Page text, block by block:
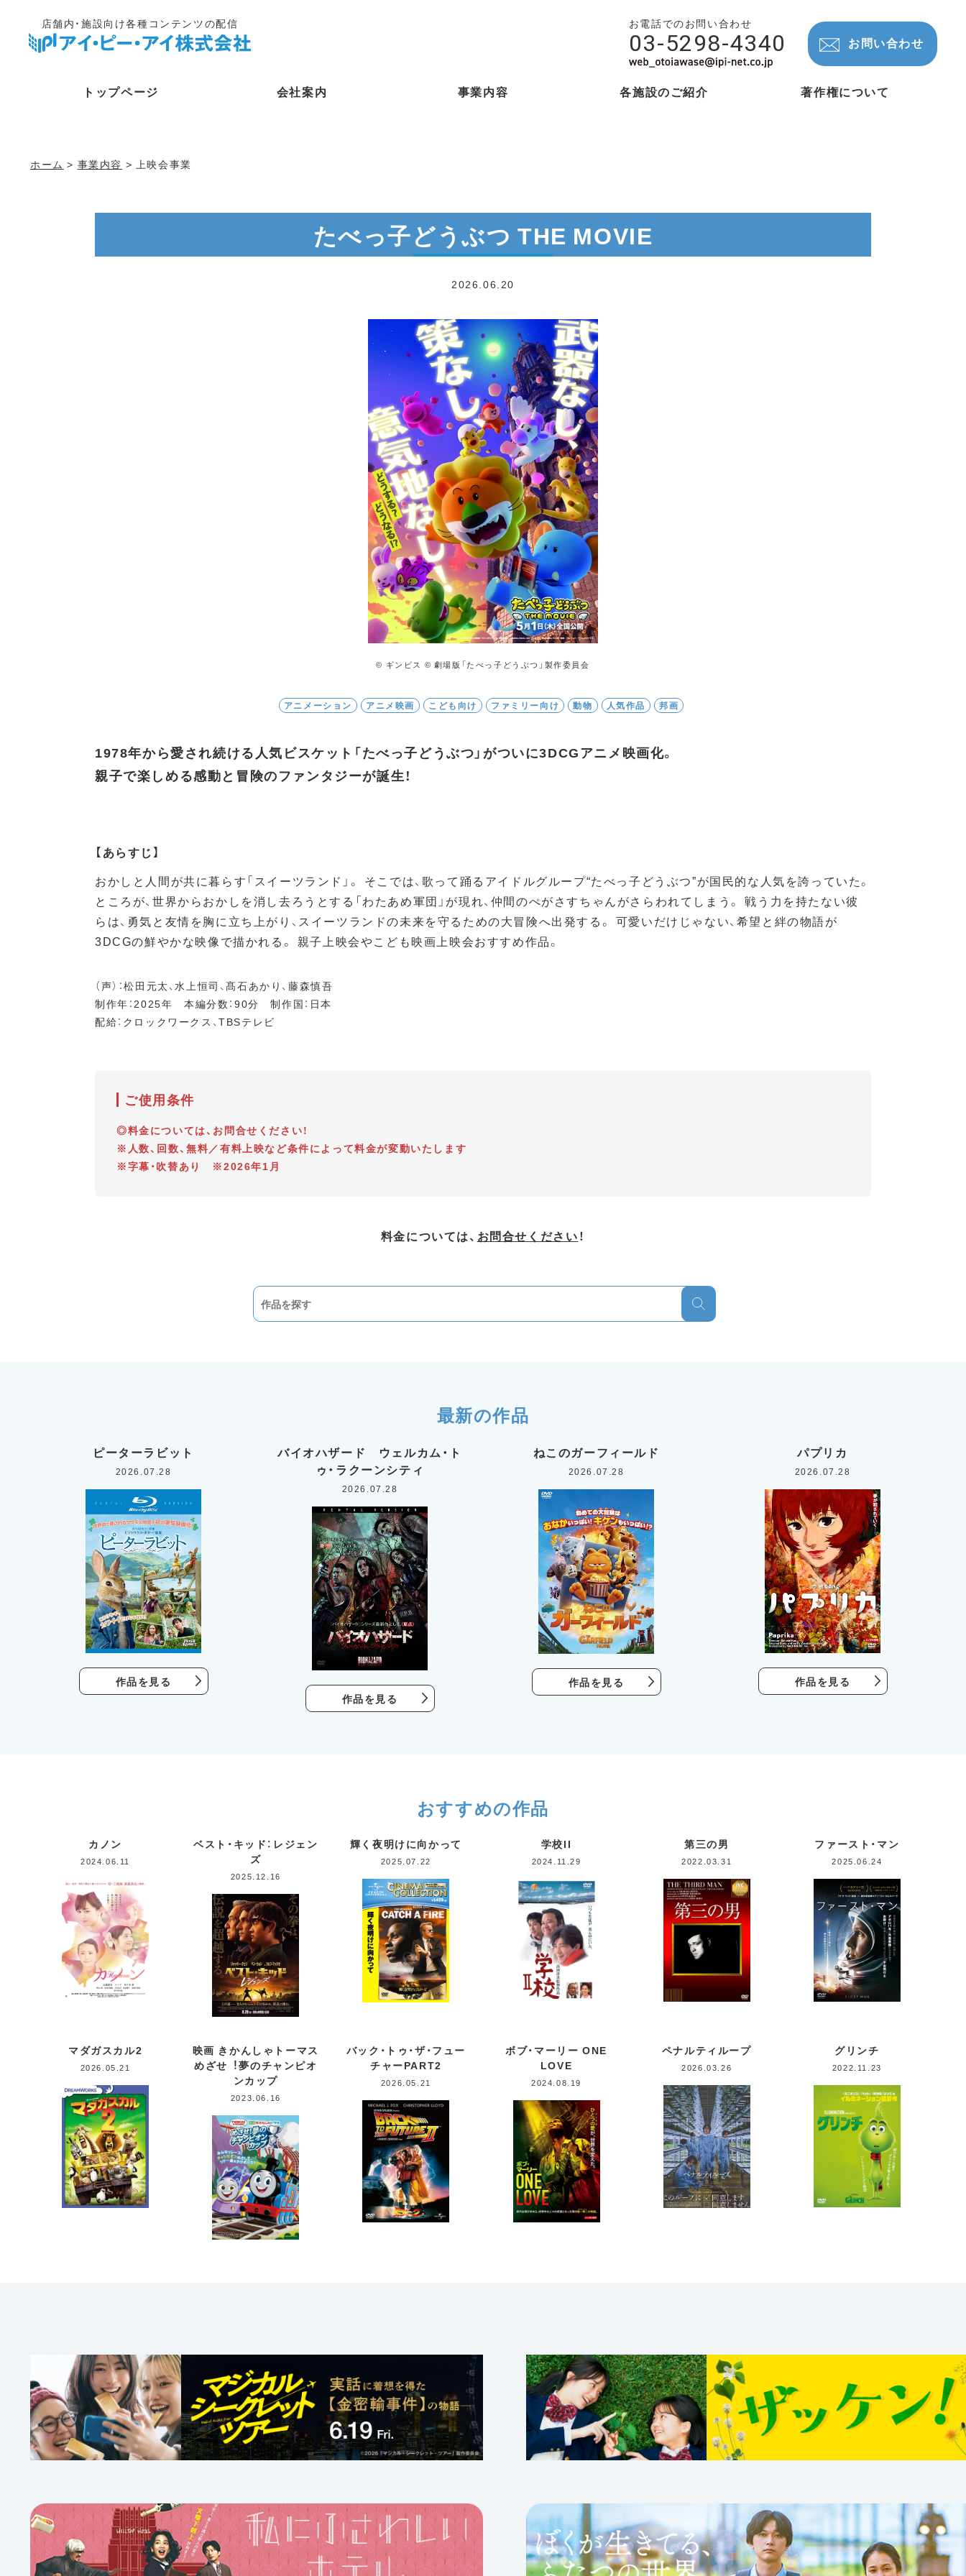
店舗内・施設向け各種コンテンツの配信 お電話でのお問い合わせ
03-5298-4340 お問い合わせ
トップページ 会社案内 事業内容 各施設のご紹介 著作権について
ホーム > 事業内容 > 上映会事業
たべっ子どうぶつ THE MOVIE
2026.06.20
© ギンビス © 劇場版「たべっ子どうぶつ」製作委員会
アニメーション アニメ映画 こども向け ファミリー向け 動物 人気作品 邦画
1978年から愛され続ける人気ビスケット「たべっ子どうぶつ」がついに3DCGアニメ映画化。
親子で楽しめる感動と冒険のファンタジーが誕生！
【あらすじ】
おかしと人間が共に暮らす「スイーツランド」。 そこでは、歌って踊るアイドルグループ“たべっ子どうぶつ”が国民的な人気を誇っていた。
ところが、世界からおかしを消し去ろうとする「わたあめ軍団」が現れ、仲間のぺがさすちゃんがさらわれてしまう。 戦う力を持たない彼
らは、勇気と友情を胸に立ち上がり、スイーツランドの未来を守るための大冒険へ出発する。 可愛いだけじゃない、希望と絆の物語が
3DCGの鮮やかな映像で描かれる。 親子上映会やこども映画上映会おすすめ作品。
（声）：松田元太、水上恒司、髙石あかり、藤森慎吾
制作年：2025年 本編分数：90分 制作国：日本
配給：クロックワークス、TBSテレビ
ご使用条件
◎料金については、お問合せください！
※人数、回数、無料／有料上映など条件によって料金が変動いたします
※字幕・吹替あり ※2026年1月
料金については、 お問合せください！
最新の作品
ピーターラビット
2026.07.28
作品を見る
バイオハザード ウェルカム・ト
ゥ・ラクーンシティ
2026.07.28
作品を見る
ねこのガーフィールド
2026.07.28
作品を見る
パプリカ
2026.07.28
作品を見る
おすすめの作品
カノン
2024.06.11
ベスト・キッド：レジェン
ズ
2025.12.16
輝く夜明けに向かって
2025.07.22
学校II
2024.11.29
第三の男
2022.03.31
ファースト・マン
2025.06.24
マダガスカル2
2026.05.21
映画 きかんしゃトーマス
めざせ︕夢のチャンピオ
ンカップ
2023.06.16
バック・トゥ・ザ・フュー
チャーPART2
2026.05.21
ボブ・マーリー ONE
LOVE
2024.08.19
ペナルティループ
2026.03.26
グリンチ
2022.11.23